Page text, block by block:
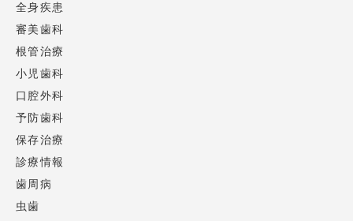
全身疾患
審美歯科
根管治療
小児歯科
口腔外科
予防歯科
保存治療
診療情報
歯周病
虫歯